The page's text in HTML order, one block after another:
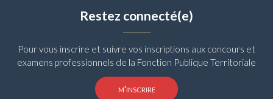
Restez connecté(e)
Pour vous inscrire et suivre vos inscriptions aux concours et
examens professionnels de la Fonction Publique Territoriale
m'inscrire